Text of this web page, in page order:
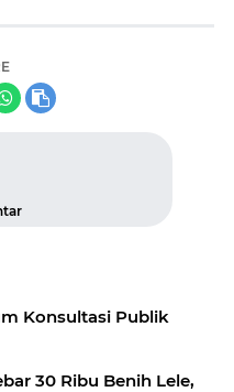
Konsultasi Publik
30 Ribu Benih Lele,